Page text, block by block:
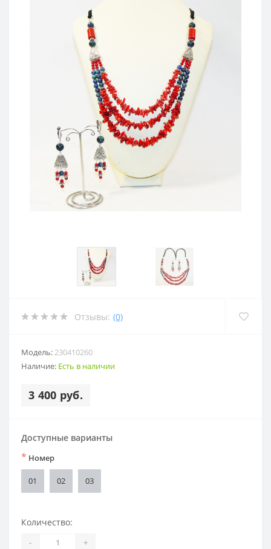
Отзывы: (0)
Модель:230410260
Наличие: Есть в наличии
3 400 руб.
Доступные варианты
* Номер
01 02 03
Количество:
- +